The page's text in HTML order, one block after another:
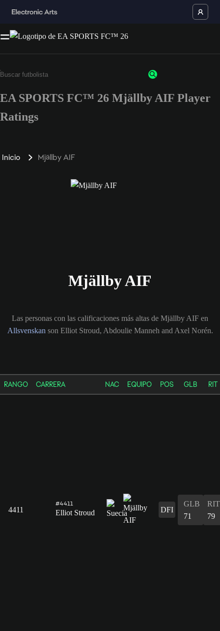
EA SPORTS FC™ 26 Mjällby AIF Player
Ratings
Inicio Mjällby AIF
Mjällby AIF
Las personas con las calificaciones más altas de Mjällby AIF en
Allsvenskan son Elliot Stroud, Abdoulie Manneh and Axel Norén.
RANGO CARRERA NAC EQUIPO POS GLB RIT
4411
#4411
Elliot Stroud DFI
GLB
71
RIT
79